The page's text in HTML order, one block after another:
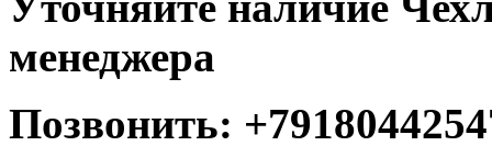
менеджера
Позвонить: